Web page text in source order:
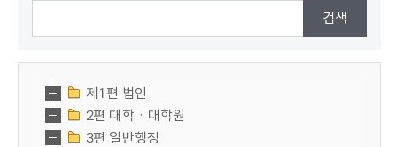
제1편 법인
2편 대학ㆍ대학원
3편 일반행정